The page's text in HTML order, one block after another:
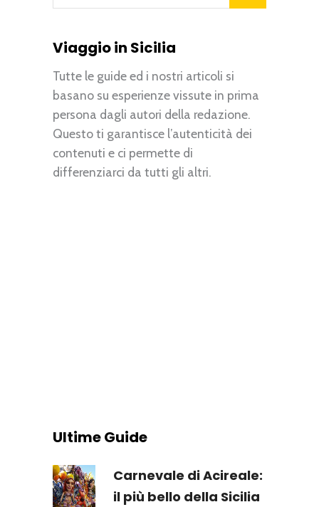
Viaggio in Sicilia
Tutte le guide ed i nostri articoli si
basano su esperienze vissute in prima
persona dagli autori della redazione.
Questo ti garantisce l’autenticità dei
contenuti e ci permette di
differenziarci da tutti gli altri.
Ultime Guide
Carnevale di Acireale:
il più bello della Sicilia